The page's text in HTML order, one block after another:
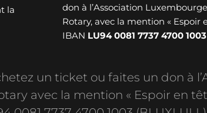
la
don à l’Association
Rotary, avec la mention « Espoir
IBAN LU94 0081 7737 4700 1003
un ticket ou faites un don à
avec la mention « Espoir en